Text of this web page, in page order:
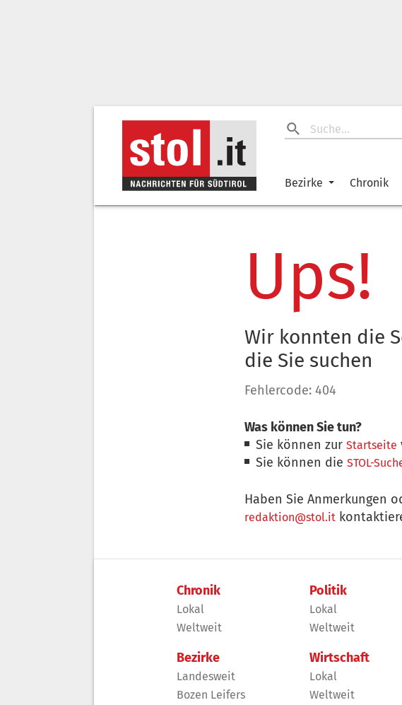
Bezirke Chronik
Ups!
Wir konnten die
die Sie suchen
Fehlercode: 404
Was können Sie tun?
Sie können zurStartseite
Sie können dieSTOL-
Haben Sie Anmerkungen
redaktion@stol.it
Chronik
Lokal
Weltweit
Bezirke
Landesweit
Bozen Leifers
Politik
Lokal
Weltweit
Wirtschaft
Lokal
Weltweit